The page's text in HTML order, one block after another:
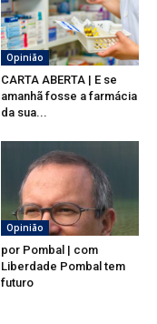
Opinião
CARTA ABERTA | E se
amanhã fosse a farmácia
da sua...
Opinião
por Pombal | com
Liberdade Pombal tem
futuro